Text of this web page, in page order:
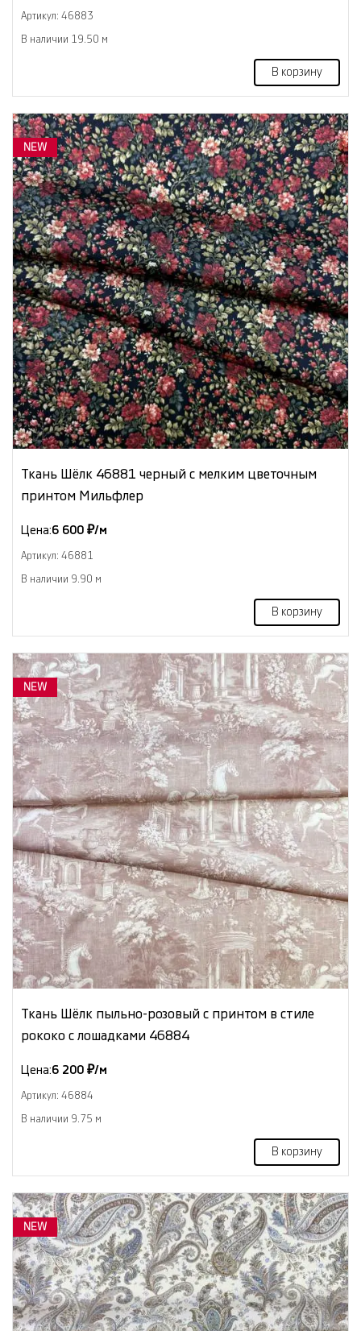
Артикул: 46883
В наличии 19.50 м
В корзину
NEW
Ткань Шёлк 46881 черный с мелким цветочным
принтом Мильфлер
Цена:6 600 ₽/м
Артикул: 46881
В наличии 9.90 м
В корзину
NEW
Ткань Шёлк пыльно-розовый с принтом в стиле
рококо с лошадками 46884
Цена:6 200 ₽/м
Артикул: 46884
В наличии 9.75 м
В корзину
NEW